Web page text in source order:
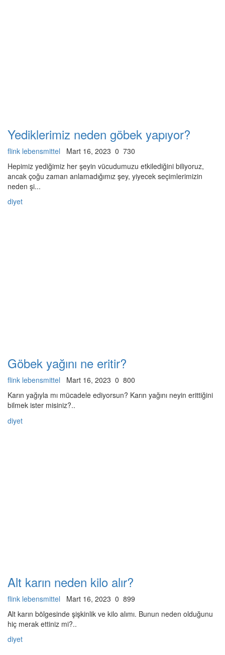
Yediklerimiz neden göbek yapıyor?
flink lebensmittel Mart 16, 2023 0 730
Hepimiz yediğimiz her şeyin vücudumuzu etkilediğini biliyoruz,
ancak çoğu zaman anlamadığımız şey, yiyecek seçimlerimizin
neden şi...
diyet
Göbek yağını ne eritir?
flink lebensmittel Mart 16, 2023 0 800
Karın yağıyla mı mücadele ediyorsun? Karın yağını neyin erittiğini
bilmek ister misiniz?..
diyet
Alt karın neden kilo alır?
flink lebensmittel Mart 16, 2023 0 899
Alt karın bölgesinde şişkinlik ve kilo alımı. Bunun neden olduğunu
hiç merak ettiniz mi?..
diyet